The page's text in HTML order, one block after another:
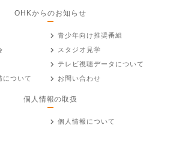
OHKからのお知らせ
青少年向け推奨番組
スタジオ見学
テレビ視聴データについて
について
お問い合わせ
個人情報の取扱
個人情報について